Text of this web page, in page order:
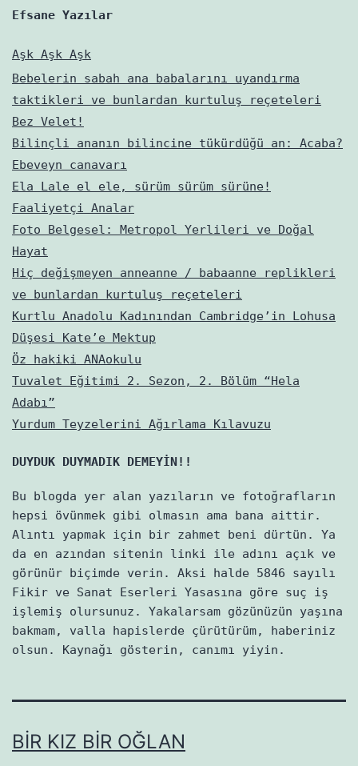
Efsane Yazılar
Aşk Aşk Aşk
Bebelerin sabah ana babalarını uyandırma
taktikleri ve bunlardan kurtuluş reçeteleri
Bez Velet!
Bilinçli ananın bilincine tükürdüğü an: Acaba?
Ebeveyn canavarı
Ela Lale el ele, sürüm sürüm sürüne!
Faaliyetçi Analar
Foto Belgesel: Metropol Yerlileri ve Doğal
Hayat
Hiç değişmeyen anneanne / babaanne replikleri
ve bunlardan kurtuluş reçeteleri
Kurtlu Anadolu Kadınından Cambridge’in Lohusa
Düşesi Kate’e Mektup
Öz hakiki ANAokulu
Tuvalet Eğitimi 2. Sezon, 2. Bölüm “Hela
Adabı”
Yurdum Teyzelerini Ağırlama Kılavuzu
DUYDUK DUYMADIK DEMEYİN!!
Bu blogda yer alan yazıların ve fotoğrafların
hepsi övünmek gibi olmasın ama bana aittir.
Alıntı yapmak için bir zahmet beni dürtün. Ya
da en azından sitenin linki ile adını açık ve
görünür biçimde verin. Aksi halde 5846 sayılı
Fikir ve Sanat Eserleri Yasasına göre suç iş
işlemiş olursunuz. Yakalarsam gözünüzün yaşına
bakmam, valla hapislerde çürütürüm, haberiniz
olsun. Kaynağı gösterin, canımı yiyin.
BIR KIZ BIR OĞLAN